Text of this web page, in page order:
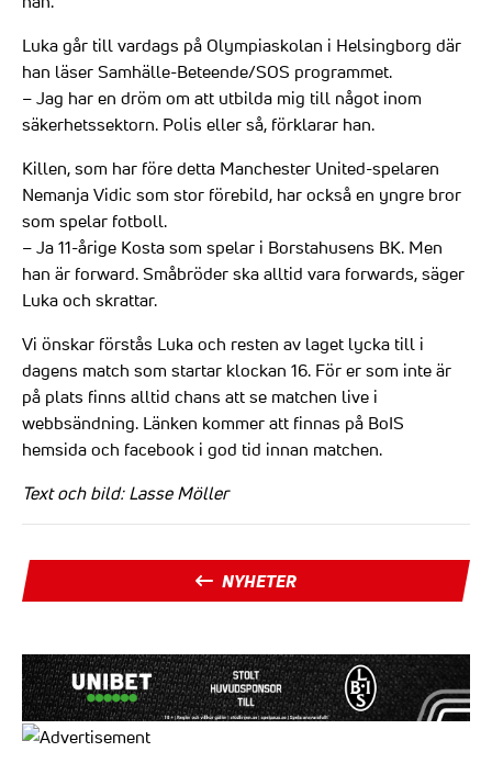
Luka går till vardags på Olympiaskolan i Helsingborg där
han läser Samhälle-Beteende/SOS programmet.
– Jag har en dröm om att utbilda mig till något inom
säkerhetssektorn. Polis eller så, förklarar han.
Killen, som har före detta Manchester United-spelaren
Nemanja Vidic som stor förebild, har också en yngre bror
som spelar fotboll.
– Ja 11-årige Kosta som spelar i Borstahusens BK. Men
han är forward. Småbröder ska alltid vara forwards, säger
Luka och skrattar.
Vi önskar förstås Luka och resten av laget lycka till i
dagens match som startar klockan 16. För er som inte är
på plats finns alltid chans att se matchen live i
webbsändning. Länken kommer att finnas på BoIS
hemsida och facebook i god tid innan matchen.
Text och bild: Lasse Möller
NYHETER